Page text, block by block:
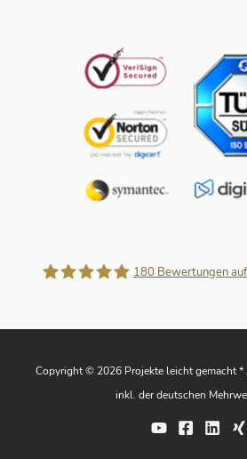
Projekte leicht gemacht
180 Bewertungen
Copyright © 2026 Projekte leicht gemacht *
inkl. der deutschen